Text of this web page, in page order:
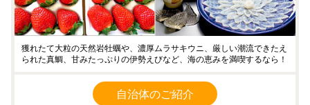
獲れたて大粒の天然岩牡蠣や、濃厚ムラサキウニ、厳しい潮流できたえ
られた真鯛、甘みたっぷりの伊勢えびなど、海の恵みを満喫するなら！
自治体のご紹介